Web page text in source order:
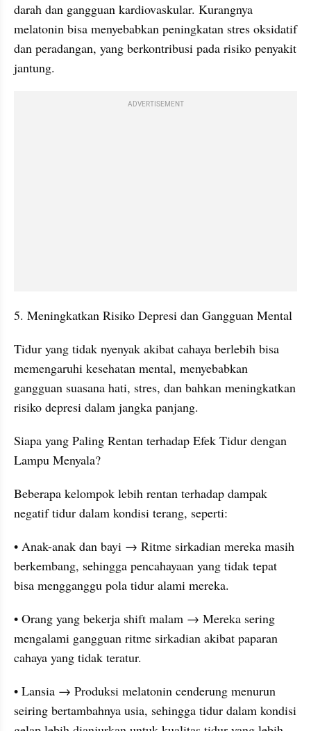
darah dan gangguan kardiovaskular. Kurangnya
melatonin bisa menyebabkan peningkatan stres oksidatif
dan peradangan, yang berkontribusi pada risiko penyakit
jantung.
ADVERTISEMENT
5. Meningkatkan Risiko Depresi dan Gangguan Mental
Tidur yang tidak nyenyak akibat cahaya berlebih bisa
memengaruhi kesehatan mental, menyebabkan
gangguan suasana hati, stres, dan bahkan meningkatkan
risiko depresi dalam jangka panjang.
Siapa yang Paling Rentan terhadap Efek Tidur dengan
Lampu Menyala?
Beberapa kelompok lebih rentan terhadap dampak
negatif tidur dalam kondisi terang, seperti:
• Anak-anak dan bayi → Ritme sirkadian mereka masih
berkembang, sehingga pencahayaan yang tidak tepat
bisa mengganggu pola tidur alami mereka.
• Orang yang bekerja shift malam → Mereka sering
mengalami gangguan ritme sirkadian akibat paparan
cahaya yang tidak teratur.
• Lansia → Produksi melatonin cenderung menurun
seiring bertambahnya usia, sehingga tidur dalam kondisi